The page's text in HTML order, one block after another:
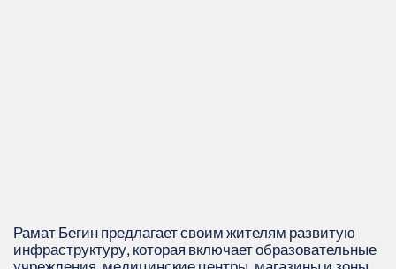
Рамат Бегин предлагает своим жителям развитую
инфраструктуру, которая включает образовательные